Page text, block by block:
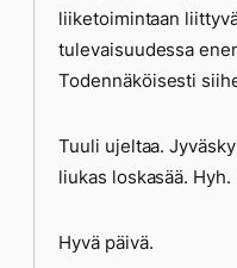
liiketoimintaan
tulevaisuudessa
Todennäköisesti
Tuuli ujeltaa.
liukas loskasää. Hyh.
Hyvä päivä.